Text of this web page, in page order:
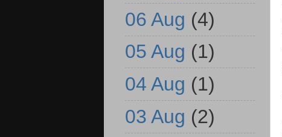
06 Aug (4)
05 Aug (1)
04 Aug (1)
03 Aug (2)